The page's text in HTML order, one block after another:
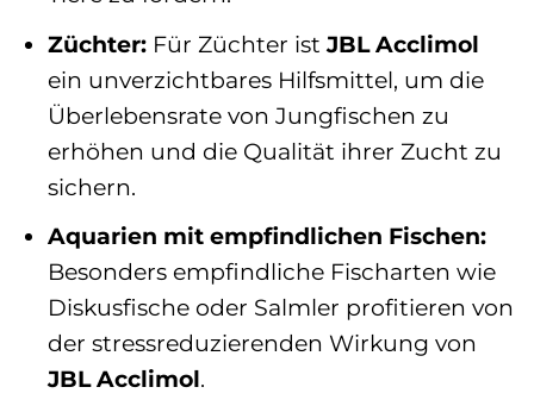
Züchter:Für Züchter istJBL Acclimol
ein unverzichtbares Hilfsmittel, um die
Überlebensrate von Jungfischen zu
erhöhen und die Qualität ihrer Zucht zu
sichern.
Aquarien mit empfindlichen Fischen:
Besonders empfindliche Fischarten wie
Diskusfische oder Salmler profitieren von
der stressreduzierenden Wirkung von
JBL Acclimol.